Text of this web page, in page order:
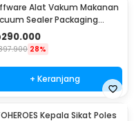
Alat Vakum Makanan
Sealer Packaging
with Bag - HP-9008
290.000
28%
+ Keranjang
Kepala Sikat Poles